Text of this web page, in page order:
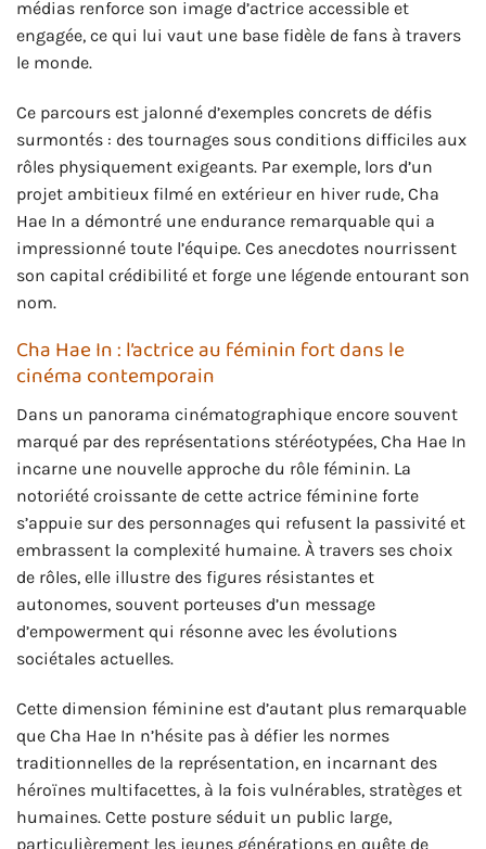
médias renforce son image d’actrice accessible et
engagée, ce qui lui vaut une base fidèle de fans à travers
le monde.
Ce parcours est jalonné d’exemples concrets de défis
surmontés : des tournages sous conditions difficiles aux
rôles physiquement exigeants. Par exemple, lors d’un
projet ambitieux filmé en extérieur en hiver rude, Cha
Hae In a démontré une endurance remarquable qui a
impressionné toute l’équipe. Ces anecdotes nourrissent
son capital crédibilité et forge une légende entourant son
nom.
Cha Hae In : l’actrice au féminin fort dans le
cinéma contemporain
Dans un panorama cinématographique encore souvent
marqué par des représentations stéréotypées, Cha Hae In
incarne une nouvelle approche du rôle féminin. La
notoriété croissante de cette actrice féminine forte
s’appuie sur des personnages qui refusent la passivité et
embrassent la complexité humaine. À travers ses choix
de rôles, elle illustre des figures résistantes et
autonomes, souvent porteuses d’un message
d’empowerment qui résonne avec les évolutions
sociétales actuelles.
Cette dimension féminine est d’autant plus remarquable
que Cha Hae In n’hésite pas à défier les normes
traditionnelles de la représentation, en incarnant des
héroïnes multifacettes, à la fois vulnérables, stratèges et
humaines. Cette posture séduit un public large,
particulièrement les jeunes générations en quête de